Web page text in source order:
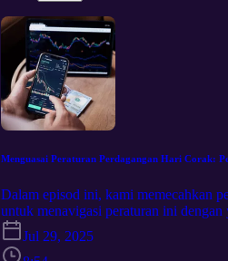
Menguasai Peraturan Perdagangan Hari Corak:
Dalam episod ini, kami memecahkan
untuk menavigasi peraturan ini
pendekatan yang mampan untuk
tentang peraturan Perdagangan Hari
Jul 29, 2025